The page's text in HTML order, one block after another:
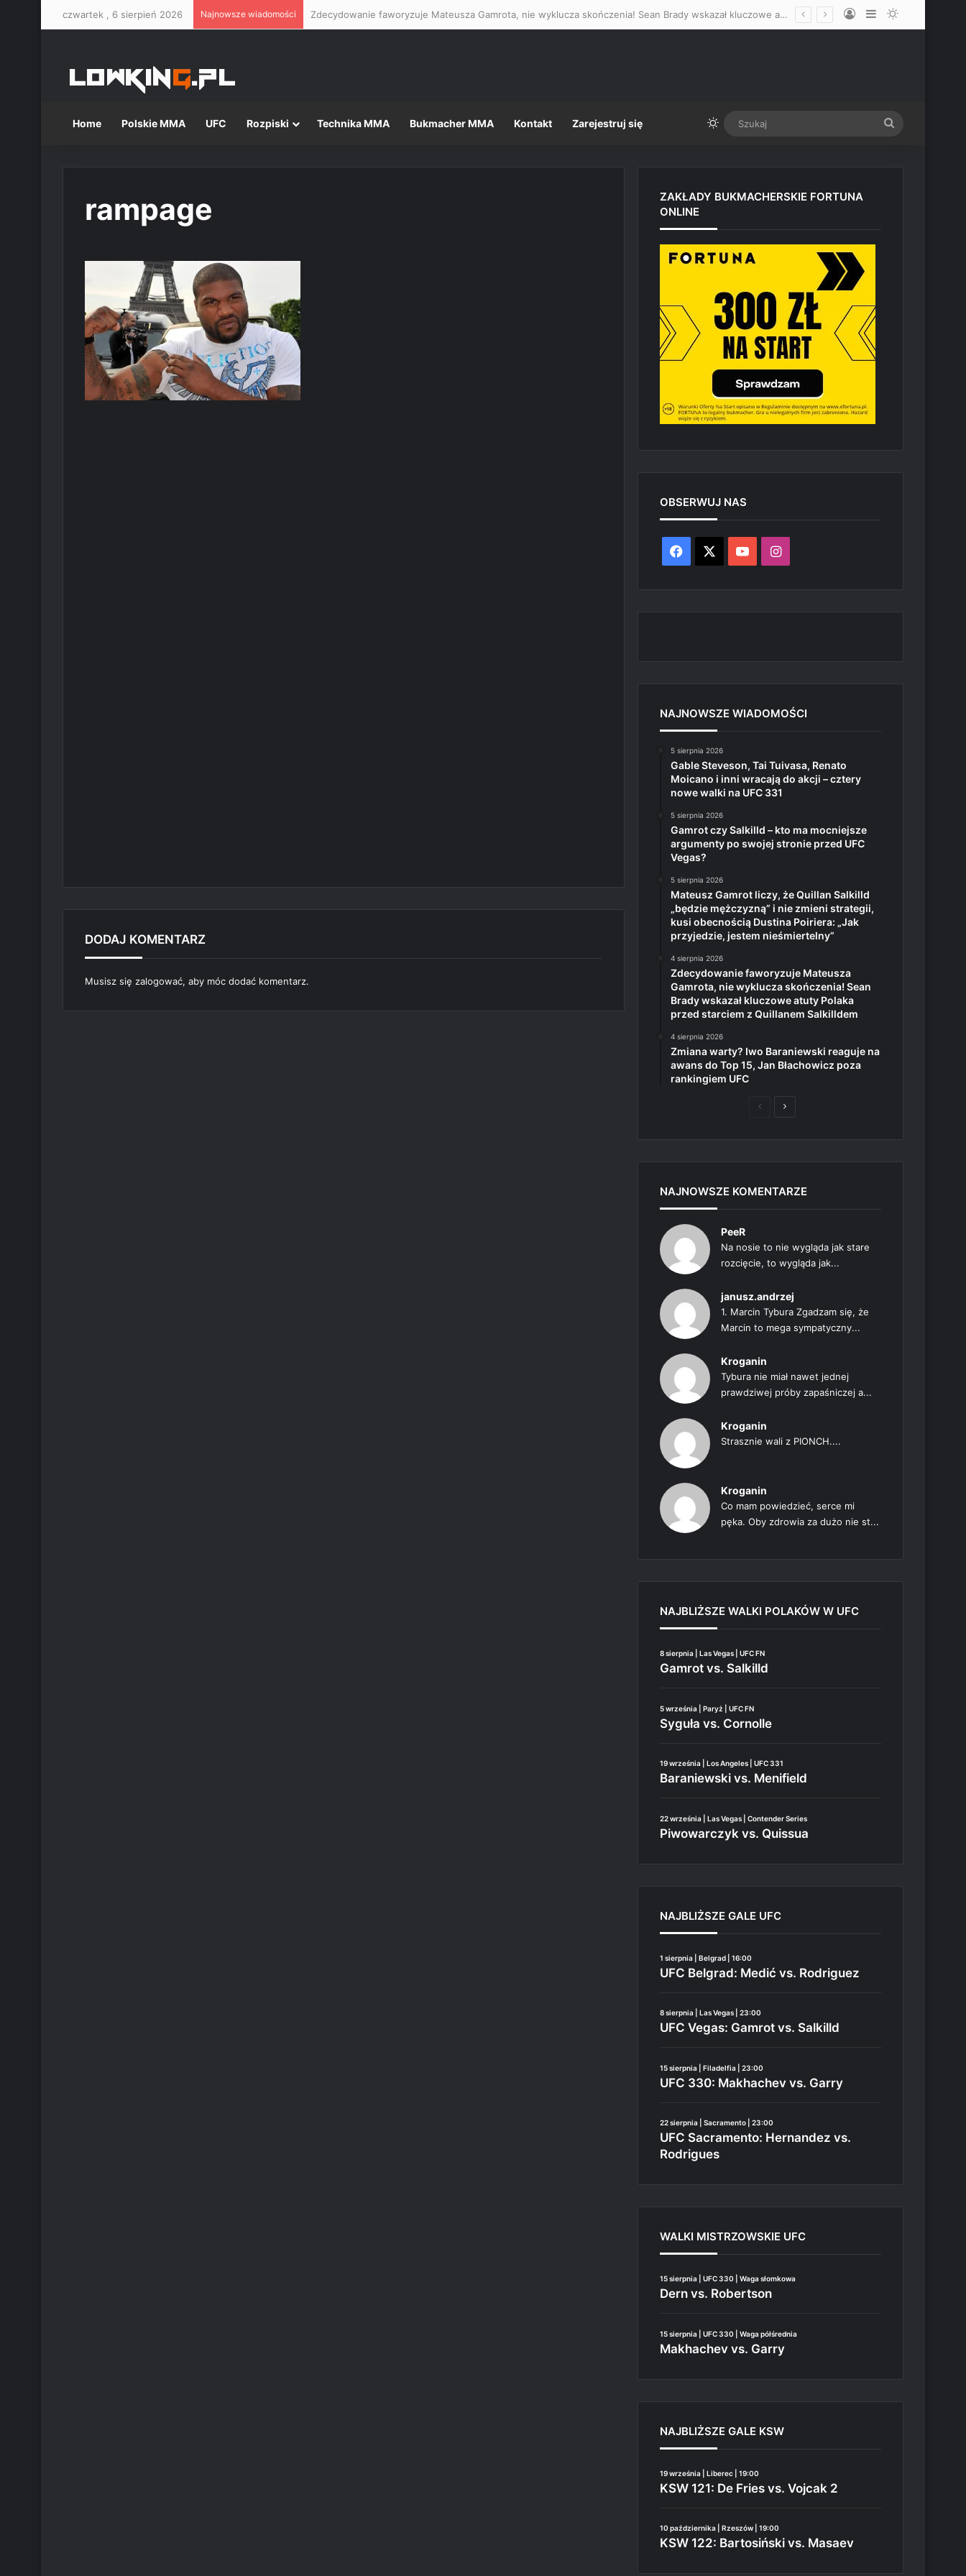
czwartek , 6 sierpień 2026 Najnowsze wiadomości Zdecydowanie faworyzuje Mateusza Gamrota, nie wyklucza skończenia! Sean Brady wskazał kluczowe atuty Polaka przed starciem z Quillanem Salkilldem Log InSidebarSwitch skin
Home Polskie MMA UFC Rozpiski Technika MMA Bukmacher MMA Kontakt Zarejestruj się Switch skin
rampage
DODAJ KOMENTARZ
Musisz się zalogować, aby móc dodać komentarz.
ZAKŁADY BUKMACHERSKIE FORTUNA
ONLINE
OBSERWUJ NAS
Facebook YouTubeInstagram
NAJNOWSZE WIADOMOŚCI
5 sierpnia 2026
Gable Steveson, Tai Tuivasa, Renato
Moicano i inni wracają do akcji – cztery
nowe walki na UFC 331
5 sierpnia 2026
Gamrot czy Salkilld – kto ma mocniejsze
argumenty po swojej stronie przed UFC
Vegas?
5 sierpnia 2026
Mateusz Gamrot liczy, że Quillan Salkilld
„będzie mężczyzną” i nie zmieni strategii,
kusi obecnością Dustina Poiriera: „Jak
przyjedzie, jestem nieśmiertelny”
4 sierpnia 2026
Zdecydowanie faworyzuje Mateusza
Gamrota, nie wyklucza skończenia! Sean
Brady wskazał kluczowe atuty Polaka
przed starciem z Quillanem Salkilldem
4 sierpnia 2026
Zmiana warty? Iwo Baraniewski reaguje na
awans do Top 15, Jan Błachowicz poza
rankingiem UFC
PoprzedniaNastępna
NAJNOWSZE KOMENTARZE
PeeR
Na nosie to nie wygląda jak stare
rozcięcie, to wygląda jak...
janusz.andrzej
1. Marcin Tybura Zgadzam się, że
Marcin to mega sympatyczny...
Kroganin
Tybura nie miał nawet jednej
prawdziwej próby zapaśniczej a...
Kroganin
Strasznie wali z PIONCH....
Kroganin
Co mam powiedzieć, serce mi
pęka. Oby zdrowia za dużo nie st...
NAJBLIŻSZE WALKI POLAKÓW W UFC
8 sierpnia | Las Vegas | UFC FN
Gamrot vs. Salkilld
5 września | Paryż | UFC FN
Syguła vs. Cornolle
19 września | Los Angeles | UFC 331
Baraniewski vs. Menifield
22 września | Las Vegas | Contender Series
Piwowarczyk vs. Quissua
NAJBLIŻSZE GALE UFC
1 sierpnia | Belgrad | 16:00
UFC Belgrad: Medić vs. Rodriguez
8 sierpnia | Las Vegas | 23:00
UFC Vegas: Gamrot vs. Salkilld
15 sierpnia | Filadelfia | 23:00
UFC 330: Makhachev vs. Garry
22 sierpnia | Sacramento | 23:00
UFC Sacramento: Hernandez vs.
Rodrigues
WALKI MISTRZOWSKIE UFC
15 sierpnia | UFC 330 | Waga słomkowa
Dern vs. Robertson
15 sierpnia | UFC 330 | Waga półśrednia
Makhachev vs. Garry
NAJBLIŻSZE GALE KSW
19 września | Liberec | 19:00
KSW 121: De Fries vs. Vojcak 2
10 października | Rzeszów | 19:00
KSW 122: Bartosiński vs. Masaev